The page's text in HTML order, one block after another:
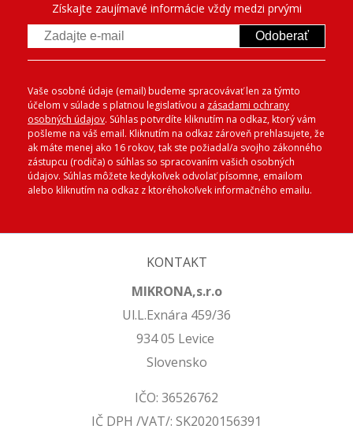
Získajte zaujímavé informácie vždy medzi prvými
Odoberať
Vaše osobné údaje (email) budeme spracovávať len za týmto
účelom v súlade s platnou legislatívou a zásadami ochrany
osobných údajov. Súhlas potvrdíte kliknutím na odkaz, ktorý vám
pošleme na váš email. Kliknutím na odkaz zároveň prehlasujete, že
ak máte menej ako 16 rokov, tak ste požiadal/a svojho zákonného
zástupcu (rodiča) o súhlas so spracovaním vašich osobných
údajov. Súhlas môžete kedykoľvek odvolať písomne, emailom
alebo kliknutím na odkaz z ktoréhokoľvek informačného emailu.
KONTAKT
MIKRONA,s.r.o
Ul.L.Exnára 459/36
934 05 Levice
Slovensko
IČO: 36526762
IČ DPH /VAT/: SK2020156391